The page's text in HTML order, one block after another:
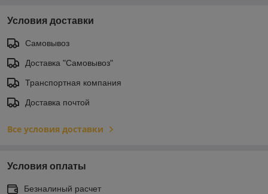
Условия доставки
Самовывоз
Доставка "Самовывоз"
Транспортная компания
Доставка почтой
Все условия доставки
Условия оплаты
Безналиный расчет